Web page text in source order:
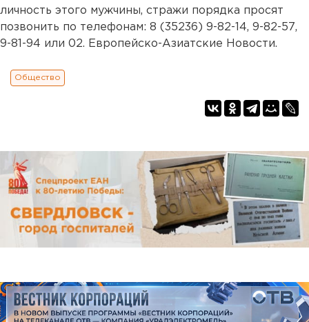
личность этого мужчины, стражи порядка просят
позвонить по телефонам: 8 (35236) 9-82-14, 9-82-57,
9-81-94 или 02. Европейско-Азиатские Новости.
Общество